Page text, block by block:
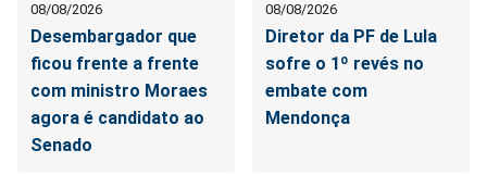
08/08/2026
Desembargador que
ficou frente a frente
com ministro Moraes
agora é candidato ao
Senado
08/08/2026
Diretor da PF de Lula
sofre o 1º revés no
embate com
Mendonça